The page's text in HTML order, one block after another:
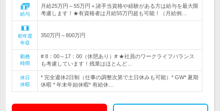
給与
月給25万円～55万円＋諸手当資格や経験がある方は給与を最大限
考慮します！★有資格者は月給55万円超も可能！（月給例…
初年度
年収
350万円～800万円
勤務
時間
# 8：00～17：00（休憩あり）# ★社員のワークライフバランス
も考慮しています！残業はほとんど…
休日
休暇
* 完全週休2日制（仕事の調整次第で土日休みも可能）* GW* 夏期
休暇 * 年末年始休暇* 有給休…